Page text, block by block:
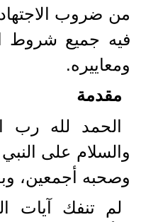
من ضروب
فيه جميع شروط
ومعاييره.
مقدمة
الحمد لله رب
والسلام على
وصحبه أجمعين،
لم تنفك آيات